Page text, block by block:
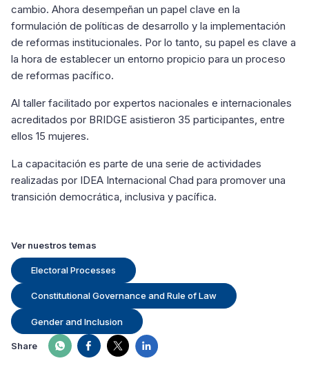
cambio. Ahora desempeñan un papel clave en la
formulación de políticas de desarrollo y la implementación
de reformas institucionales. Por lo tanto, su papel es clave a
la hora de establecer un entorno propicio para un proceso
de reformas pacífico.
Al taller facilitado por expertos nacionales e internacionales
acreditados por BRIDGE asistieron 35 participantes, entre
ellos 15 mujeres.
La capacitación es parte de una serie de actividades
realizadas por IDEA Internacional Chad para promover una
transición democrática, inclusiva y pacífica.
Ver nuestros temas
Electoral Processes
Constitutional Governance and Rule of Law
Gender and Inclusion
Share